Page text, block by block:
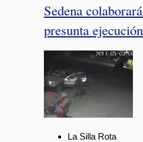
Sedena
presunta
La Silla Rota